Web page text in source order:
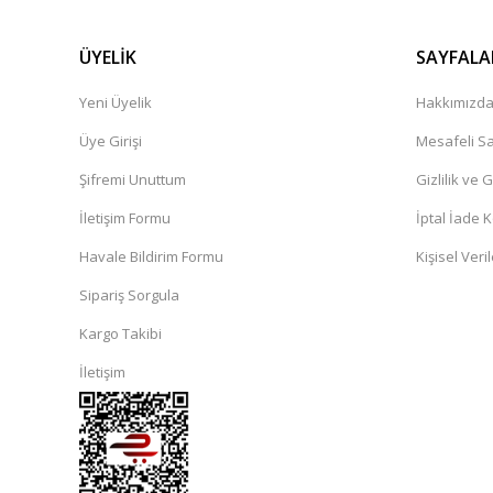
ÜYELİK
Yeni Üyelik
Üye Girişi
Şifremi Unuttum
İletişim Formu
Havale Bildirim Formu
Sipariş Sorgula
Kargo Takibi
İletişim
Hakkımızda
Mesafeli
Gizlilik ve
İptal İade
Kişisel